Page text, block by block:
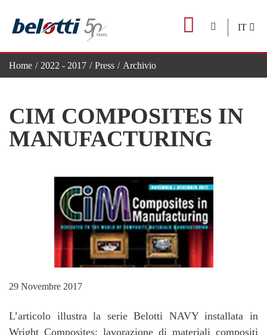
content
IT
Home 2022 - 2017 Press Archivio
CIM COMPOSITES IN
MANUFACTURING
29 Novembre 2017
L’articolo illustra la serie Belotti NAVY installata in
Wright Composites: lavorazione di materiali compositi